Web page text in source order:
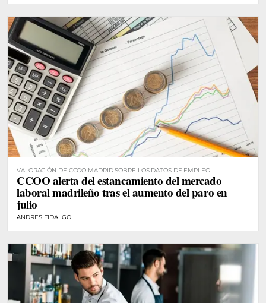
VALORACIÓN DE CCOO MADRID SOBRE LOS DATOS DE EMPLEO
CCOO alerta del estancamiento del mercado
laboral madrileño tras el aumento del paro en
julio
ANDRÉS FIDALGO